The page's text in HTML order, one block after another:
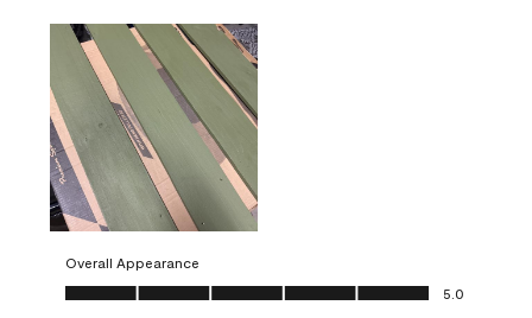
Overall Appearance
Overall Appearance, 5.0 out of 5
5.0